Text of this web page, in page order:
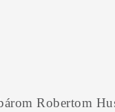
Robertom